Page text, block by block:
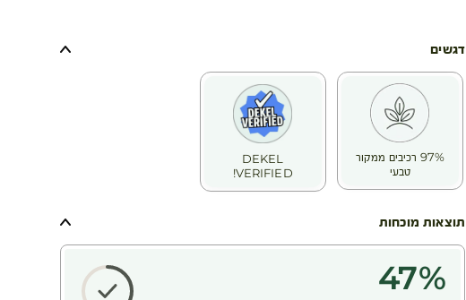
✅ מפחית מראה כהויות מתחת לעיניים
✅ מעניק לחות ומרכך את העור העדין סביב העיניים
✅ תורם למראה עיניים רענן, מואר ונינוח יותר
✅ מתאים לכל סוגי העור
דגשים
97% רכיבים ממקור
טבעי
DEKEL
VERIFIED!
תוצאות מוכחות
47%